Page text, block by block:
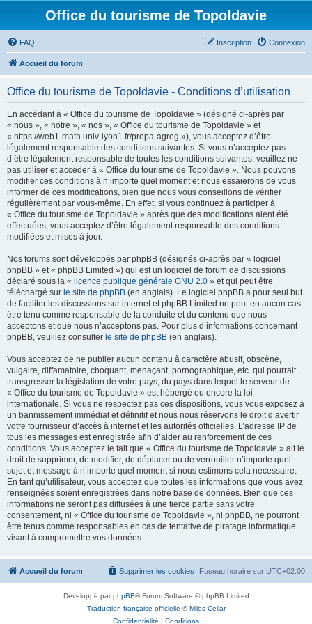
Office du tourisme de Topoldavie
FAQ Connexion
Inscription
Accueil du forum
Office du tourisme de Topoldavie - Conditions d’utilisation
En accédant à « Office du tourisme de Topoldavie » (désigné ci-après par
« nous », « notre », « nos », « Office du tourisme de Topoldavie » et
« https://web1-math.univ-lyon1.fr/prepa-agreg »), vous acceptez d’être
légalement responsable des conditions suivantes. Si vous n’acceptez pas
d’être légalement responsable de toutes les conditions suivantes, veuillez ne
pas utiliser et accéder à « Office du tourisme de Topoldavie ». Nous pouvons
modifier ces conditions à n’importe quel moment et nous essaierons de vous
informer de ces modifications, bien que nous vous conseillons de vérifier
régulièrement par vous-même. En effet, si vous continuez à participer à
« Office du tourisme de Topoldavie » après que des modifications aient été
effectuées, vous acceptez d’être légalement responsable des conditions
modifiées et mises à jour.
Nos forums sont développés par phpBB (désignés ci-après par « logiciel
phpBB » et « phpBB Limited ») qui est un logiciel de forum de discussions
déclaré sous la « licence publique générale GNU 2.0 » et qui peut être
téléchargé sur le site de phpBB (en anglais). Le logiciel phpBB a pour seul but
de faciliter les discussions sur internet et phpBB Limited ne peut en aucun cas
être tenu comme responsable de la conduite et du contenu que nous
acceptons et que nous n’acceptons pas. Pour plus d’informations concernant
phpBB, veuillez consulter le site de phpBB (en anglais).
Vous acceptez de ne publier aucun contenu à caractère abusif, obscène,
vulgaire, diffamatoire, choquant, menaçant, pornographique, etc. qui pourrait
transgresser la législation de votre pays, du pays dans lequel le serveur de
« Office du tourisme de Topoldavie » est hébergé ou encore la loi
internationale. Si vous ne respectez pas ces dispositions, vous vous exposez à
un bannissement immédiat et définitif et nous nous réservons le droit d’avertir
votre fournisseur d’accès à internet et les autorités officielles. L’adresse IP de
tous les messages est enregistrée afin d’aider au renforcement de ces
conditions. Vous acceptez le fait que « Office du tourisme de Topoldavie » ait le
droit de supprimer, de modifier, de déplacer ou de verrouiller n’importe quel
sujet et message à n’importe quel moment si nous estimons cela nécessaire.
En tant qu’utilisateur, vous acceptez que toutes les informations que vous avez
renseignées soient enregistrées dans notre base de données. Bien que ces
informations ne seront pas diffusées à une tierce partie sans votre
consentement, ni « Office du tourisme de Topoldavie », ni phpBB, ne pourront
être tenus comme responsables en cas de tentative de piratage informatique
visant à compromettre vos données.
Accueil du forum Fuseau horaire sur UTC+02:00
Supprimer les cookies
Développé parphpBB® Forum Software © phpBB Limited
Traduction française officielle ©Miles Cellar
Confidentialité | Conditions